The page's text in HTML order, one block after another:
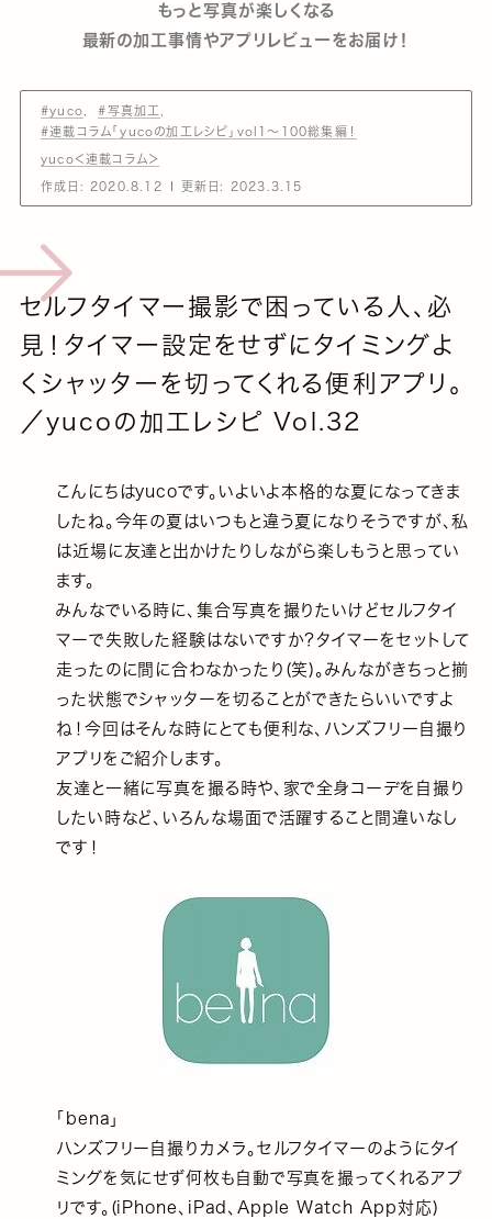
もっと写真が楽しくなる
最新の加工事情やアプリレビューをお届け！
#yuco
#写真加工
#連載コラム「yucoの加工レシピ」vol1～100総集編！
yuco＜連載コラム＞
作成日: 2020.8.12 更新日: 2023.3.15
セルフタイマー撮影で困っている人、必
見！タイマー設定をせずにタイミングよ
くシャッターを切ってくれる便利アプリ。
／yucoの加工レシピ Vol.32
こんにちはyucoです。いよいよ本格的な夏になってきま
したね。今年の夏はいつもと違う夏になりそうですが、私
は近場に友達と出かけたりしながら楽しもうと思ってい
ます。
みんなでいる時に、集合写真を撮りたいけどセルフタイ
マーで失敗した経験はないですか？タイマーをセットして
走ったのに間に合わなかったり(笑)。みんながきちっと揃
った状態でシャッターを切ることができたらいいですよ
ね！今回はそんな時にとても便利な、ハンズフリー自撮り
アプリをご紹介します。
友達と一緒に写真を撮る時や、家で全身コーデを自撮り
したい時など、いろんな場面で活躍すること間違いなし
です！
「bena」
ハンズフリー自撮りカメラ。セルフタイマーのようにタイ
ミングを気にせず何枚も自動で写真を撮ってくれるアプ
リです。(iPhone、iPad、Apple Watch App対応)